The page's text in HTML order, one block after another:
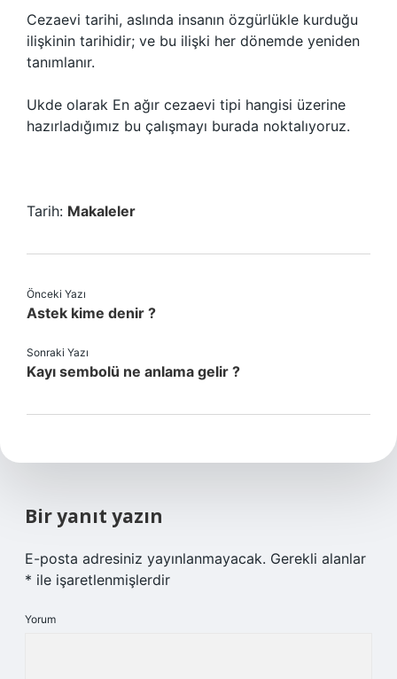
Cezaevi tarihi, aslında insanın özgürlükle kurduğu
ilişkinin tarihidir; ve bu ilişki her dönemde yeniden
tanımlanır.
Ukde olarak En ağır cezaevi tipi hangisi üzerine
hazırladığımız bu çalışmayı burada noktalıyoruz.
Tarih: Makaleler
Önceki Yazı
Astek kime denir ?
Sonraki Yazı
Kayı sembolü ne anlama gelir ?
Bir yanıt yazın
E-posta adresiniz yayınlanmayacak. Gerekli alanlar
* ile işaretlenmişlerdir
Yorum